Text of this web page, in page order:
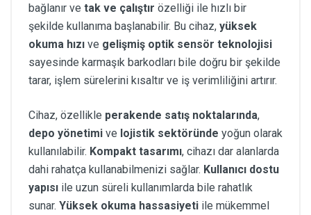
bağlanır ve tak ve çalıştır özelliği ile hızlı bir
şekilde kullanıma başlanabilir. Bu cihaz, yüksek
okuma hızı ve gelişmiş optik sensör teknolojisi
sayesinde karmaşık barkodları bile doğru bir şekilde
tarar, işlem sürelerini kısaltır ve iş verimliliğini artırır.
Cihaz, özellikle perakende satış noktalarında,
depo yönetimi ve lojistik sektöründe yoğun olarak
kullanılabilir. Kompakt tasarımı, cihazı dar alanlarda
dahi rahatça kullanabilmenizi sağlar. Kullanıcı dostu
yapısı ile uzun süreli kullanımlarda bile rahatlık
sunar. Yüksek okuma hassasiyeti ile mükemmel